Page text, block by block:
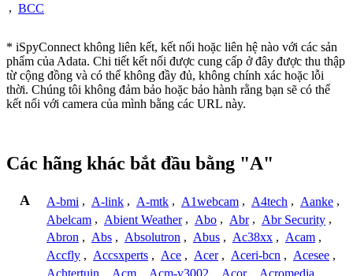
, BCC
* iSpyConnect không liên kết, kết nối hoặc liên hệ nào với các sản
phẩm của Adata. Chi tiết kết nối được cung cấp ở đây được thu thập
từ cộng đồng và có thể không đầy đủ, không chính xác hoặc lỗi
thời. Chúng tôi không đảm bảo hoặc bảo hành rằng bạn sẽ có thể
kết nối với camera của mình bằng các URL này.
Các hãng khác bắt đầu bằng "A"
A A-bmi , A-link , A-mtk , A1webcam , A4tech , Aanke ,
Abelcam , Abient Weather , Abo , Abr , Abr Security ,
Abron , Abs , Absolutron , Abus , Ac38xx , Acam ,
Accfly , Accsxperts , Ace , Acer , Aceri-bcn , Acesee ,
Achtertuin
Acm Acm-v3002 Acor Acromedia